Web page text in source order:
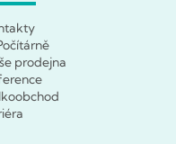
prodejna